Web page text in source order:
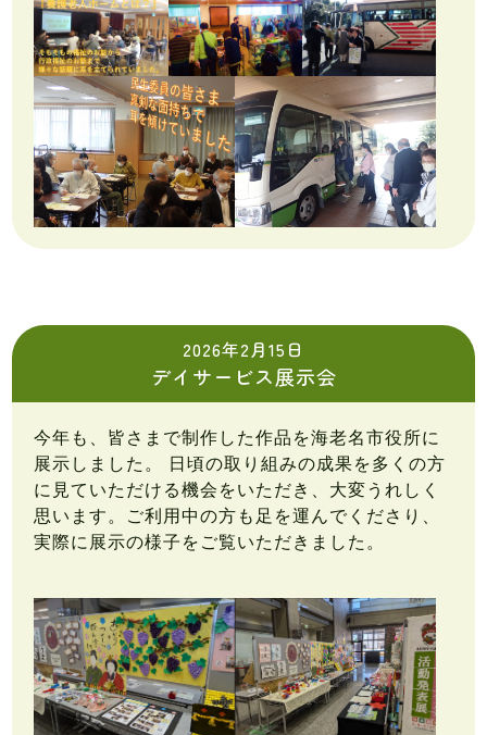
2026年2月15日
デイサービス展示会
今年も、皆さまで制作した作品を海老名市役所に
展示しました。 日頃の取り組みの成果を多くの方
に見ていただける機会をいただき、大変うれしく
思います。ご利用中の方も足を運んでくださり、
実際に展示の様子をご覧いただきました。